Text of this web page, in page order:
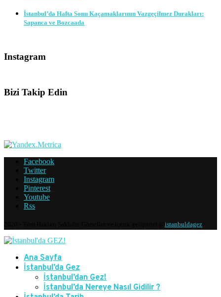
İstanbul’da Hafta Sonu Kaçamaklarının Vazgeçilmez Durakları:
Sapanca ve Bozcaada
Instagram
Bizi Takip Edin
Facebook
Twitter
Instagram
Pinterest
Youtube
Rss
istanbuldagez
Ana Sayfa
İstanbul’da Gez
İstanbul’dan Gez!
İstanbul’da Nereye Nasıl Gidilir ?